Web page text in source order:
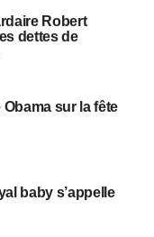
Robert
dettes de
Obama sur la fête
baby s’appelle